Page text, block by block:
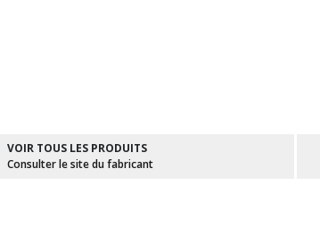
VOIR TOUS LES PRODUITS
Consulter le site du fabricant